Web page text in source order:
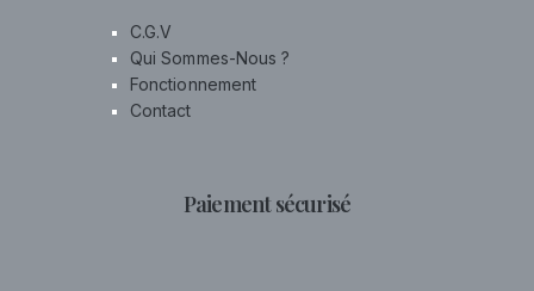
C.G.V
Qui Sommes-Nous ?
Fonctionnement
Contact
Paiement sécurisé